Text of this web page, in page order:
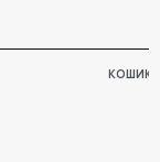
КОШИК